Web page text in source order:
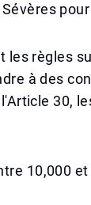
les règles
à des
30,
10,000